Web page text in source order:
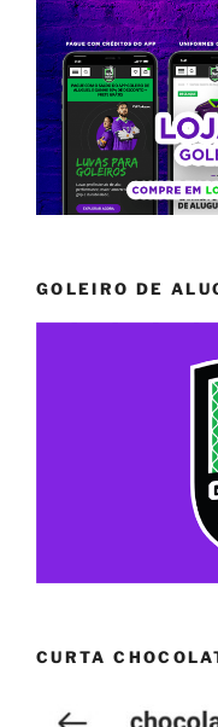
GOLEIRO DE
CURTA